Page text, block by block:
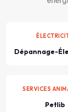
Dépannage-
SERVICES
Petlib